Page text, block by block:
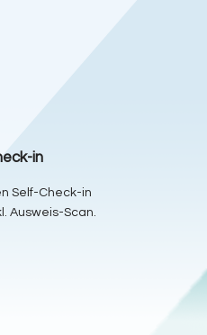
in
Self-Check-in
Ausweis-Scan.